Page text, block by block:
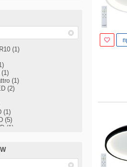
(1)
(1)
(2)
(1)
(5)
(1)
(1)